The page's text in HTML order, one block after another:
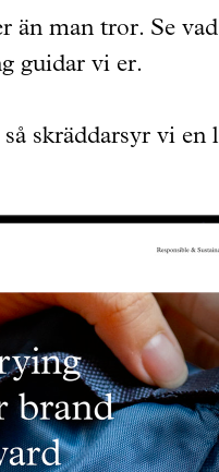
än man tror. Se
guidar vi er.
skräddarsyr vi en